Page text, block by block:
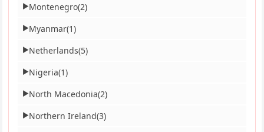
▶Montenegro(2)
▶Myanmar(1)
▶Netherlands(5)
▶Nigeria(1)
▶North Macedonia(2)
▶Northern Ireland(3)